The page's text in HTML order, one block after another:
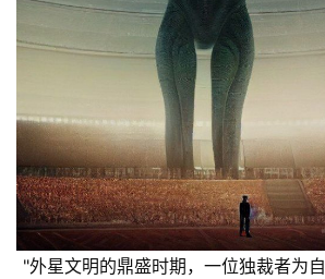
"外星文明的鼎盛时期，一位独裁者为